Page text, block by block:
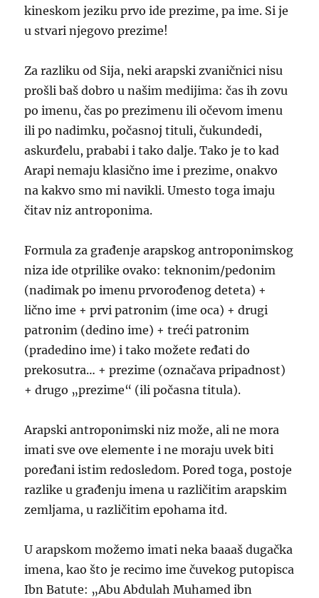
kineskom jeziku prvo ide prezime, pa ime. Si je
u stvari njegovo prezime!
Za razliku od Sija, neki arapski zvaničnici nisu
prošli baš dobro u našim medijima: čas ih zovu
po imenu, čas po prezimenu ili očevom imenu
ili po nadimku, počasnoj tituli, čukundedi,
askurđelu, prababi i tako dalje. Tako je to kad
Arapi nemaju klasično ime i prezime, onakvo
na kakvo smo mi navikli. Umesto toga imaju
čitav niz antroponima.
Formula za građenje arapskog antroponimskog
niza ide otprilike ovako: teknonim/pedonim
(nadimak po imenu prvorođenog deteta) +
lično ime + prvi patronim (ime oca) + drugi
patronim (dedino ime) + treći patronim
(pradedino ime) i tako možete ređati do
prekosutra… + prezime (označava pripadnost)
+ drugo „prezime“ (ili počasna titula).
Arapski antroponimski niz može, ali ne mora
imati sve ove elemente i ne moraju uvek biti
poređani istim redosledom. Pored toga, postoje
razlike u građenju imena u različitim arapskim
zemljama, u različitim epohama itd.
U arapskom možemo imati neka baaaš dugačka
imena, kao što je recimo ime čuvekog putopisca
Ibn Batute: „Abu Abdulah Muhamed ibn